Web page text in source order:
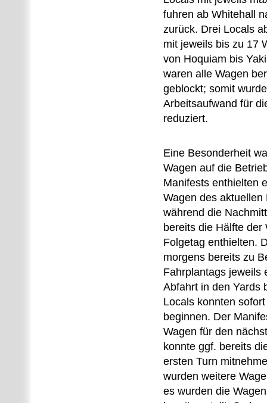
fuhren ab Whitehall
zurück. Drei Locals
mit jeweils bis zu 17
von Hoquiam bis
waren alle Wagen
geblockt; somit
Arbeitsaufwand für
reduziert.
Eine Besonderheit
Wagen auf die
Manifests enthielten
Wagen des aktuellen
während die
bereits die Hälfte der
Folgetag enthielten.
morgens bereits zu
Fahrplantags jeweils
Abfahrt in den Yards
Locals konnten
beginnen. Der
Wagen für den
konnte ggf. bereits
ersten Turn
wurden weitere
es wurden die